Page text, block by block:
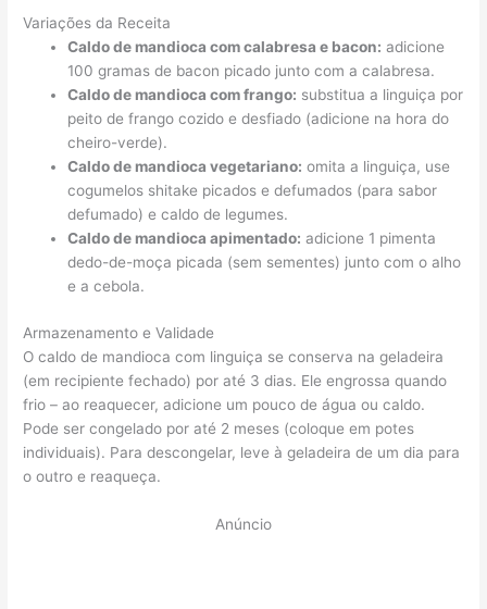
Variações da Receita
Caldo de mandioca com calabresa e bacon: adicione
100 gramas de bacon picado junto com a calabresa.
Caldo de mandioca com frango: substitua a linguiça por
peito de frango cozido e desfiado (adicione na hora do
cheiro-verde).
Caldo de mandioca vegetariano: omita a linguiça, use
cogumelos shitake picados e defumados (para sabor
defumado) e caldo de legumes.
Caldo de mandioca apimentado: adicione 1 pimenta
dedo-de-moça picada (sem sementes) junto com o alho
e a cebola.
Armazenamento e Validade
O caldo de mandioca com linguiça se conserva na geladeira
(em recipiente fechado) por até 3 dias. Ele engrossa quando
frio – ao reaquecer, adicione um pouco de água ou caldo.
Pode ser congelado por até 2 meses (coloque em potes
individuais). Para descongelar, leve à geladeira de um dia para
o outro e reaqueça.
Anúncio